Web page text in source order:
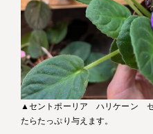
▲セントポーリア ハリケーン セ
たらたっぷり与えます。